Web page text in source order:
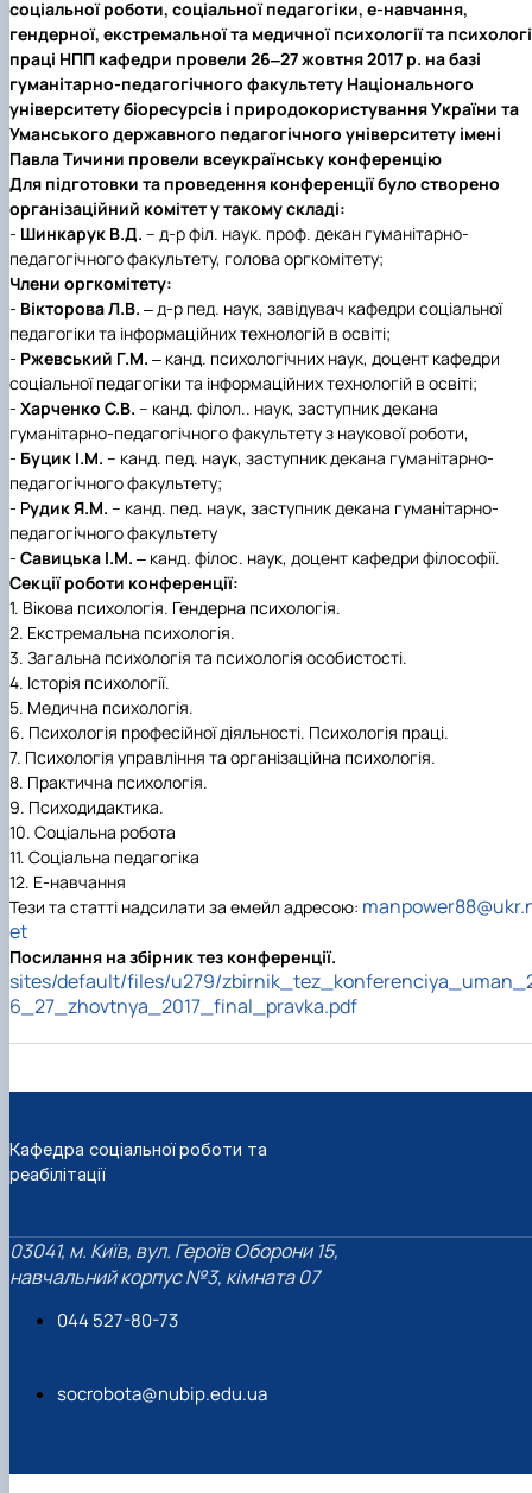
соціальної роботи, соціальної педагогіки, е-навчання,
гендерної, екстремальної та медичної психології та
праці НПП кафедри провели 26‒27 жовтня 2017 р. на базі
гуманітарно-педагогічного факультету Національного
університету біоресурсів і природокористування України та
Уманського державного педагогічного університету імені
Павла Тичини провели всеукраїнську конференцію
Для підготовки та проведення конференції було створено
організаційний комітет у такому складі:
- Шинкарук В.Д. – д-р філ. наук. проф. декан гуманітарно-
педагогічного факультету, голова оргкомітету;
Члени оргкомітету:
- Вікторова Л.В. ‒ д-р пед. наук, завідувач кафедри соціальної
педагогіки та інформаційних технологій в освіті;
- Ржевський Г.М. ‒ канд. психологічних наук, доцент кафедри
соціальної педагогіки та інформаційних технологій в освіті;
- Харченко С.В. – канд. філол.. наук, заступник декана
гуманітарно-педагогічного факультету з наукової роботи,
- Буцик І.М. – канд. пед. наук, заступник декана гуманітарно-
педагогічного факультету;
- Рудик Я.М. – канд. пед. наук, заступник декана гуманітарно-
педагогічного факультету
- Савицька І.М. ‒ канд. філос. наук, доцент кафедри філософії.
Секції роботи конференції:
1. Вікова психологія. Гендерна психологія.
2. Екстремальна психологія.
3. Загальна психологія та психологія особистості.
4. Історія психології.
5. Медична психологія.
6. Психологія професійної діяльності. Психологія праці.
7. Психологія управління та організаційна психологія.
8. Практична психологія.
9. Психодидактика.
10. Соціальна робота
11. Соціальна педагогіка
12. Е-навчання
Тези та статті надсилати за емейл адресою:
et
Посилання на збірник тез конференції.
sites/default/files/u279/
6_27_zhovtnya_2017_final_pravka.pdf
Кафедра соціальної роботи та
реабілітації
03041, м. Київ, вул. Героїв Оборони 15,
навчальний корпус №3, кімната 07
044 527-80-73
socrobota@nubip.edu.ua